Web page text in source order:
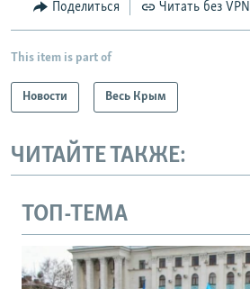
Поделиться Читать без VPN
This item is part of
Новости Весь Крым
ЧИТАЙТЕ ТАКЖЕ:
ТОП-ТЕМА